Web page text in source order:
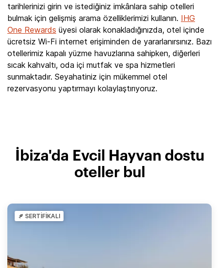
tarihlerinizi girin ve istediğiniz imkânlara sahip otelleri
bulmak için gelişmiş arama özelliklerimizi kullanın. IHG
One Rewards üyesi olarak konakladığınızda, otel içinde
ücretsiz Wi-Fi internet erişiminden de yararlanırsınız. Bazı
otellerimiz kapalı yüzme havuzlarına sahipken, diğerleri
sıcak kahvaltı, oda içi mutfak ve spa hizmetleri
sunmaktadır. Seyahatiniz için mükemmel otel
rezervasyonu yaptırmayı kolaylaştırıyoruz.
İbiza'da Evcil Hayvan dostu
oteller bul
SERTİFİKALI